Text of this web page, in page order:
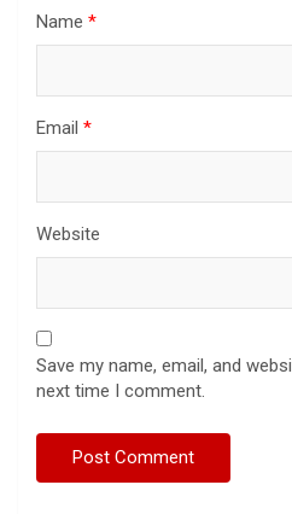
Name *
Email *
Website
Save my name, email, and
next time I comment.